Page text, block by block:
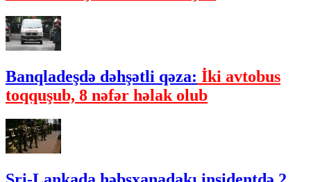
Banqladeşdə dəhşətli qəza: İki avtobus
toqquşub, 8 nəfər həlak olub